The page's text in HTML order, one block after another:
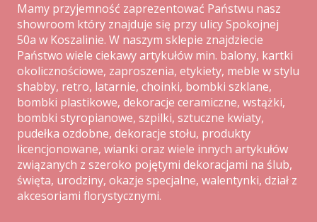
Mamy przyjemność zaprezentować Państwu nasz
showroom który znajduje się przy ulicy Spokojnej
50a w Koszalinie. W naszym sklepie znajdziecie
Państwo wiele ciekawy artykułów min. balony, kartki
okolicznościowe, zaproszenia, etykiety, meble w stylu
shabby, retro, latarnie, choinki, bombki szklane,
bombki plastikowe, dekoracje ceramiczne, wstążki,
bombki styropianowe, szpilki, sztuczne kwiaty,
pudełka ozdobne, dekoracje stołu, produkty
licencjonowane, wianki oraz wiele innych artykułów
związanych z szeroko pojętymi dekoracjami na ślub,
święta, urodziny, okazje specjalne, walentynki, dział z
akcesoriami florystycznymi.